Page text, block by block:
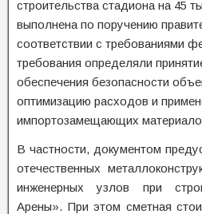
строительства стадиона на 45
выполнена по поручению
соответствии с требованиями
требования определяли
обеспечения безопасности
оптимизацию расходов и
импортозамещающих
В частности, документом
отечественных
инженерных узлов при
Арены». При этом сметная